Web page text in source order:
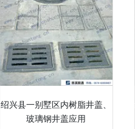
绍兴县一别墅区内树脂井盖、
玻璃钢井盖应用